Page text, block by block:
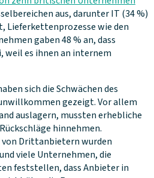
aus, darunter IT (34 %)
Lieferkettenprozesse wie den
gaben 48 % an, dass
weil es ihnen an internem
sich die Schwächen des
gezeigt. Vor allem
auslagern, mussten erhebliche
hinnehmen.
Drittanbietern wurden
viele Unternehmen, die
feststellen, dass Anbieter in